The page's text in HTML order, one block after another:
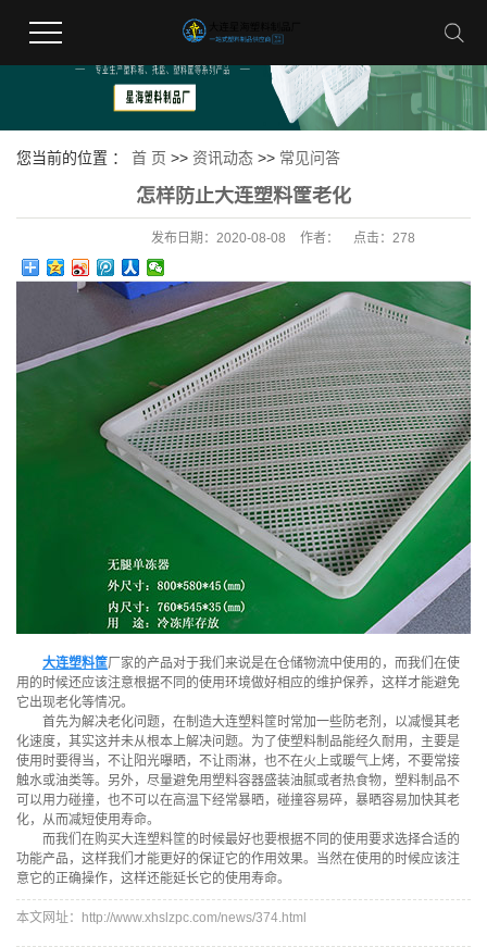
您当前的位置 ： 首 页 >> 资讯动态 >> 常见问答
怎样防止大连塑料筐老化
发布日期： 2020-08-08 作者： 点击： 278
大连塑料筐厂家的产品对于我们来说是在仓储物流中使用的，而我们在使
用的时候还应该注意根据不同的使用环境做好相应的维护保养，这样才能避免
它出现老化等情况。
首先为解决老化问题，在制造大连塑料筐时常加一些防老剂，以减慢其老
化速度，其实这并未从根本上解决问题。为了使塑料制品能经久耐用，主要是
使用时要得当，不让阳光曝晒，不让雨淋，也不在火上或暖气上烤，不要常接
触水或油类等。另外，尽量避免用塑料容器盛装油腻或者热食物，塑料制品不
可以用力碰撞，也不可以在高温下经常暴晒，碰撞容易碎，暴晒容易加快其老
化，从而减短使用寿命。
而我们在购买大连塑料筐的时候最好也要根据不同的使用要求选择合适的
功能产品，这样我们才能更好的保证它的作用效果。当然在使用的时候应该注
意它的正确操作，这样还能延长它的使用寿命。
本文网址：http://www.xhslzpc.com/news/374.html